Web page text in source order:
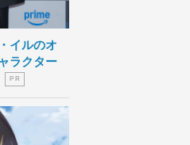
イルのオ
ラクター
P R